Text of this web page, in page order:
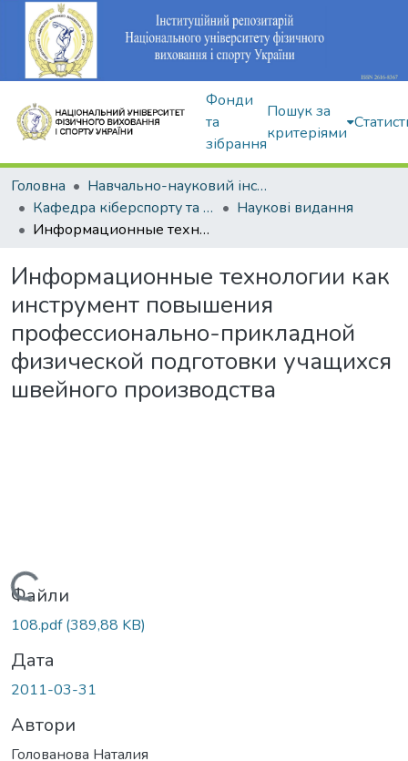
Фонди
та
зібрання
Пошук за
критеріями
Головна
Навчально-науковий інститут здоров'я, реабілітації та фізичного виховання
Кафедра кіберспорту та інформаційних технологій
Наукові видання
Информационные технологии как инструмент повышения профессионально-прикладной физической подготовки учащихся швейного производства
Информационные технологии как
инструмент повышения
профессионально-прикладной
физической подготовки учащихся
швейного производства
Вантажиться...
Файли
108.pdf(389,88 KB)
Дата
2011-03-31
Автори
Голованова Наталия